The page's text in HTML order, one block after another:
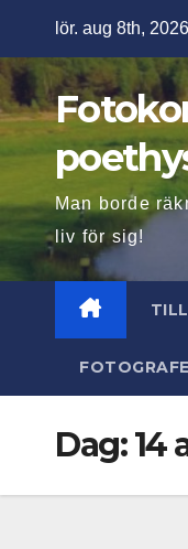
innehåll
lör. aug 8th, 2026
Man borde
liv för sig!
Dag:14